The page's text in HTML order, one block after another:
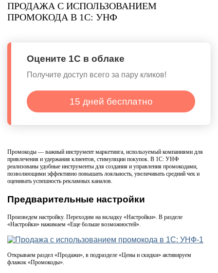
ПРОДАЖА С ИСПОЛЬЗОВАНИЕМ
ПРОМОКОДА В 1С: УНФ
Оцените 1С в облаке
Получите доступ всего за пару кликов!
15 дней бесплатно
Промокоды — важный инструмент маркетинга, используемый компаниями для
привлечения и удержания клиентов, стимуляции покупок. В 1С: УНФ
реализованы удобные инструменты для создания и управления промокодами,
позволяющими эффективно повышать лояльность, увеличивать средний чек и
оценивать успешность рекламных каналов.
Предварительные настройки
Произведем настройку. Переходим на вкладку «Настройки». В разделе
«Настройки» нажимаем «Еще больше возможностей».
Открываем раздел «Продажи», в подразделе «Цены и скидки» активируем
флажок «Промокоды».